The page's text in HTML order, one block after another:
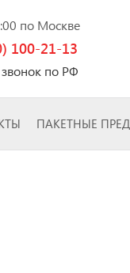
по Москве
100-21-13
по РФ
ПАКЕТНЫЕ